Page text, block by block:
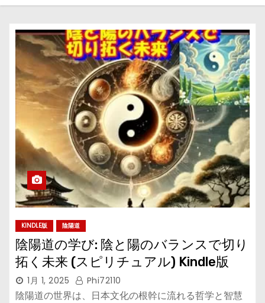
KINDLE版 陰陽道
陰陽道の学び: 陰と陽のバランスで切り
拓く未来 (スピリチュアル) Kindle版
1月 1, 2025 Phi72110
陰陽道の世界は、日本文化の根幹に流れる哲学と智慧